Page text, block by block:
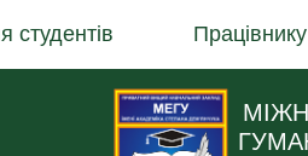
студентів Працівнику